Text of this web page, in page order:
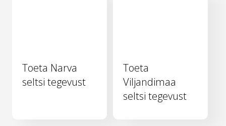
Toeta Narva
seltsi tegevust
Toeta
Viljandimaa
seltsi tegevust